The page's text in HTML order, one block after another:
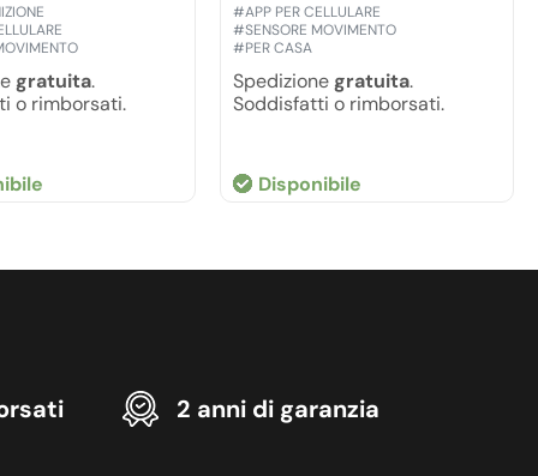
gratuita.
o rimborsati.
#APP PER CELLULARE
#SENSORE MOVIMENTO
#PER CASA
Spedizione gratuita.
Soddisfatti o rimborsati.
Disponibile
2 anni di garanzia